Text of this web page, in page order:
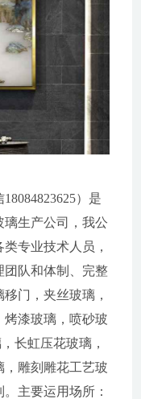
）是
生产公司，我公
专业技术人员，
团队和体制、完整
门，夹丝玻璃，
漆玻璃，喷砂玻
长虹压花玻璃，
雕刻雕花工艺玻
主要运用场所：